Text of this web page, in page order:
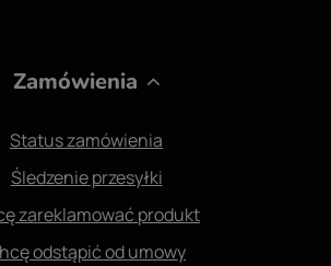
Zamówienia
Status zamówienia
Śledzenie przesyłki
zareklamować produkt
odstąpić od umowy